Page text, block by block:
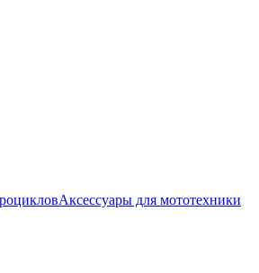
Аксессуары для мототехники